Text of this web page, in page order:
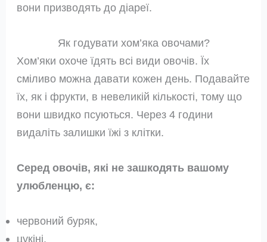
вони призводять до діареї.
Як годувати хом’яка овочами?
Хом’яки охоче їдять всі види овочів. Їх
сміливо можна давати кожен день. Подавайте
їх, як і фрукти, в невеликій кількості, тому що
вони швидко псуються. Через 4 години
видаліть залишки їжі з клітки.
Серед овочів, які не зашкодять вашому
улюбленцю, є:
червоний буряк,
цукіні,